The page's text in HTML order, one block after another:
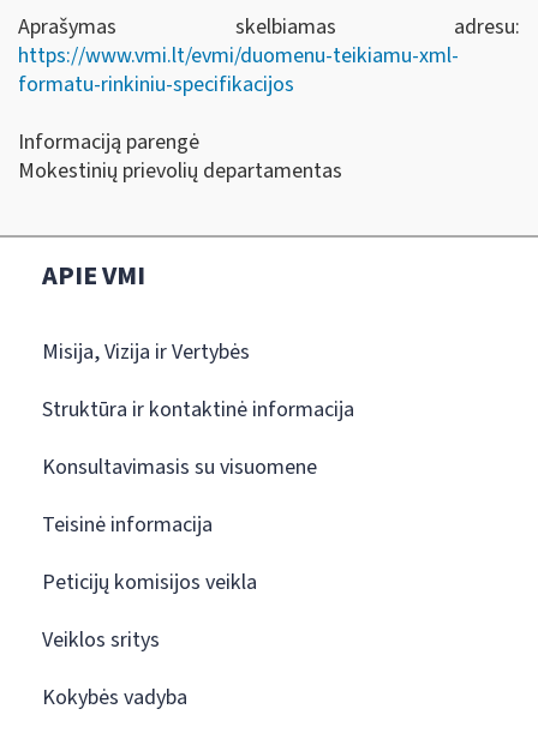
Aprašymas skelbiamas adresu:
https://www.vmi.lt/evmi/duomenu-teikiamu-xml-
formatu-rinkiniu-specifikacijos
Informaciją parengė
Mokestinių prievolių departamentas
APIE VMI
Misija, Vizija ir Vertybės
Struktūra ir kontaktinė informacija
Konsultavimasis su visuomene
Teisinė informacija
Peticijų komisijos veikla
Veiklos sritys
Kokybės vadyba